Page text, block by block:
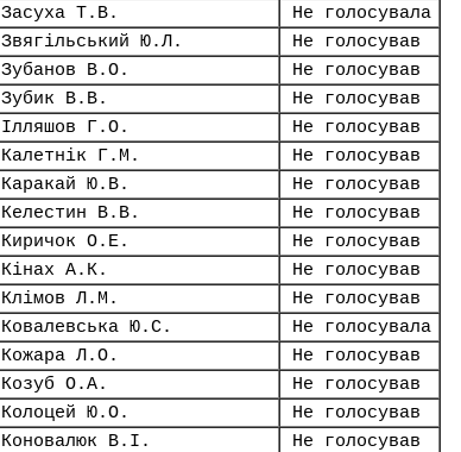
Засуха Т.В.
Не голосувала
Звягільський Ю.Л.
Не голосував
Зубанов В.О.
Не голосував
Зубик В.В.
Не голосував
Ілляшов Г.О.
Не голосував
Калетнік Г.М.
Не голосував
Каракай Ю.В.
Не голосував
Келестин В.В.
Не голосував
Киричок О.Е.
Не голосував
Кінах А.К.
Не голосував
Клімов Л.М.
Не голосував
Ковалевська Ю.С.
Не голосувала
Кожара Л.О.
Не голосував
Козуб О.А.
Не голосував
Колоцей Ю.О.
Не голосував
Коновалюк В.І.
Не голосував